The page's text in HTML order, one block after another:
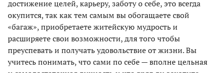
достижение целей, карьеру, заботу о себе, это всегда
окупится, так как тем самым вы обогащаете свой
«багаж», приобретаете житейскую мудрость и
расширяете свои возможности, для того чтобы
преуспевать и получать удовольствие от жизни. Вы
учитесь понимать, что сами по себе — вполне цельная